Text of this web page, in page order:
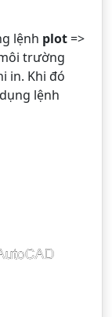
lệnh plot=>
trường
in. Khi đó
lệnh